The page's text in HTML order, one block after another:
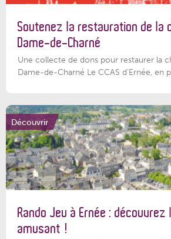
Soutenez la restauration de la
Dame-de-Charné
Une collecte de dons pour restaurer la
Dame-de-Charné Le CCAS d’Ernée, en
Découvrir
Rando Jeu à Ernée :
amusant !